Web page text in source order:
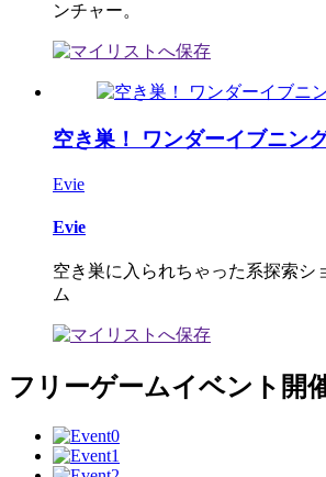
ンチャー。
空き巣！ ワンダーイブニン
Evie
Evie
空き巣に入られちゃった系探索シ
ム
フリーゲームイベント開